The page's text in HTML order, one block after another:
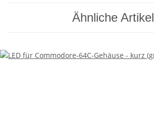
Ähnliche Artikel